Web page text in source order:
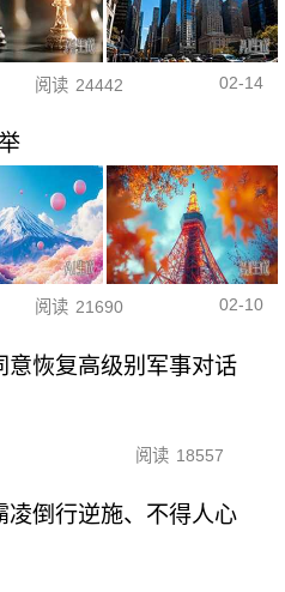
阅读 24442 02-14
阅读 21690 02-10
意恢复高级别军事对话
阅读 18557
凌倒行逆施、不得人心